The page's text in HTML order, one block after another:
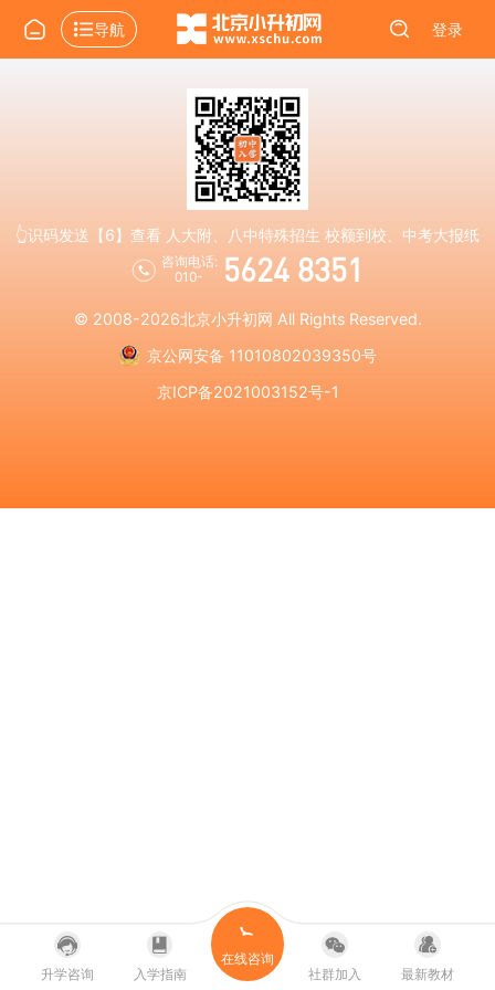
导航 登录
👆识码发送【6】查看 人大附、八中特殊招生 校额到校、中考大报纸
咨询电话:
010-
5624 8351
© 2008-2026北京小升初网 All Rights Reserved.
京公网安备 11010802039350号
京ICP备2021003152号-1
升学咨询 入学指南
在线咨询
社群加入
最新教材